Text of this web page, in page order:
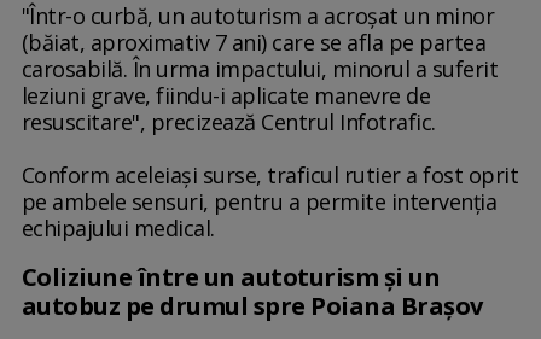
"Într-o curbă, un autoturism a acroşat un minor
(băiat, aproximativ 7 ani) care se afla pe partea
carosabilă. În urma impactului, minorul a suferit
leziuni grave, fiindu-i aplicate manevre de
resuscitare", precizează Centrul Infotrafic.
Conform aceleiaşi surse, traficul rutier a fost oprit
pe ambele sensuri, pentru a permite intervenţia
echipajului medical.
Coliziune între un autoturism şi un
autobuz pe drumul spre Poiana Braşov